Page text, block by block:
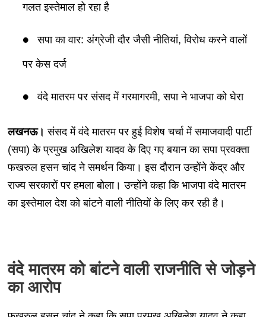
गलत इस्तेमाल हो रहा है
सपा का वार: अंग्रेजी दौर जैसी नीतियां, विरोध करने वालों
पर केस दर्ज
वंदे मातरम पर संसद में गरमागरमी, सपा ने भाजपा को घेरा
लखनऊ।संसद में वंदे मातरम पर हुई विशेष चर्चा में समाजवादी पार्टी
(सपा) के प्रमुख अखिलेश यादव के दिए गए बयान का सपा प्रवक्ता
फखरुल हसन चांद ने समर्थन किया। इस दौरान उन्‍होंने केंद्र और
राज्‍य सरकारों पर हमला बोला। उन्होंने कहा कि भाजपा वंदे मातरम
का इस्‍तेमाल देश को बांटने वाली नीतियों के लिए कर रही है।
वंदे मातरम को बांटने वाली राजनीति से जोड़ने
का आरोप